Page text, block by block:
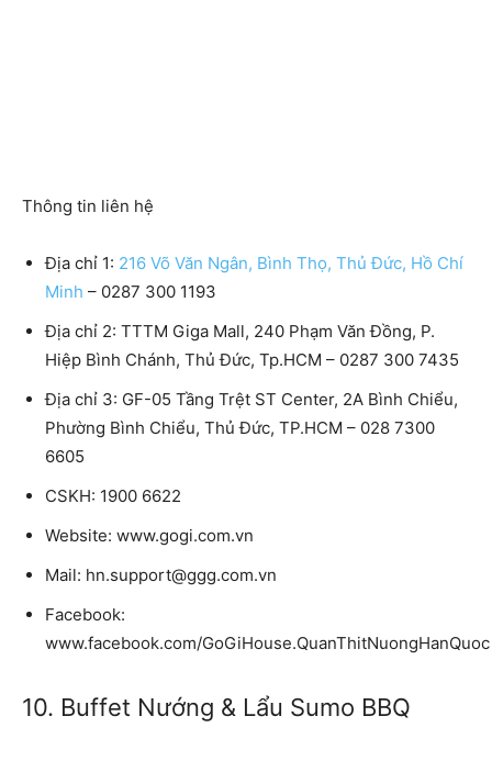
Thông tin liên hệ
Địa chỉ 1: 216 Võ Văn Ngân, Bình Thọ, Thủ Đức, Hồ Chí
Minh – 0287 300 1193
Địa chỉ 2: TTTM Giga Mall, 240 Phạm Văn Đồng, P.
Hiệp Bình Chánh, Thủ Đức, Tp.HCM – 0287 300 7435
Địa chỉ 3: GF-05 Tầng Trệt ST Center, 2A Bình Chiểu,
Phường Bình Chiểu, Thủ Đức, TP.HCM – 028 7300
6605
CSKH: 1900 6622
Website: www.gogi.com.vn
Mail: hn.support@ggg.com.vn
Facebook:
www.facebook.com/GoGiHouse.QuanThitNuongHanQuoc
10. Buffet Nướng & Lẩu Sumo BBQ